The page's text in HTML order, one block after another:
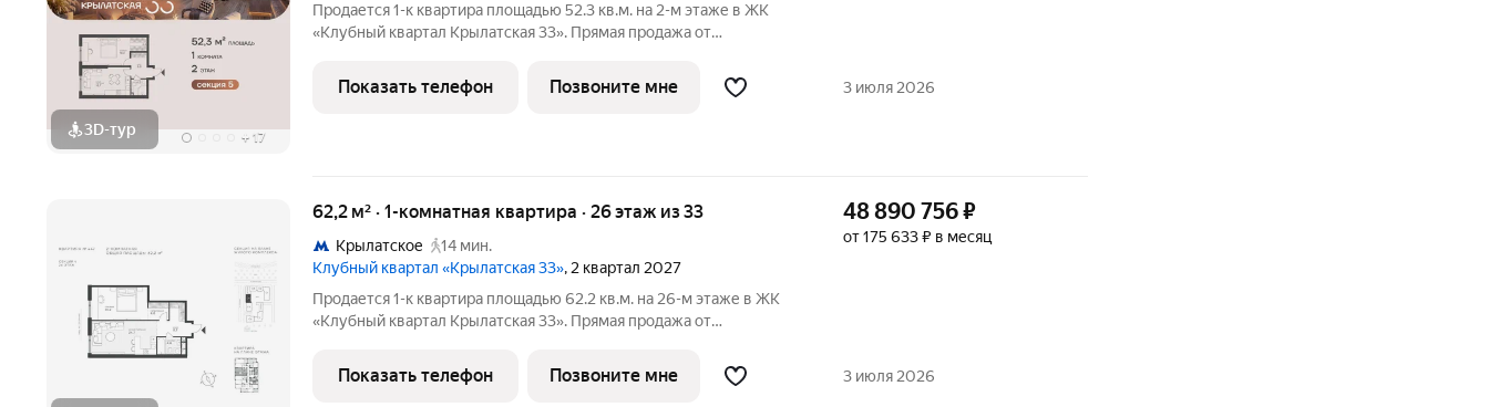
3D-тур + 17
Продается 1-к квартира площадью 52.3 кв.м. на 2-м этаже в ЖК
«Клубный квартал Крылатская 33». Прямая продажа от
Москвы от специализированного застройщика «Сияние».
Комплекс расположен всего
Показать телефон Позвоните мне 3 июля 2026
62,2 м² · 1-комнатная квартира · 26 этаж из 33
Крылатское
14 мин.
Клубный квартал «Крылатская 33», 2 квартал 2027
Продается 1-к квартира площадью 62.2 кв.м. на 26-м этаже в ЖК
«Клубный квартал Крылатская 33». Прямая продажа от
Москвы от специализированного застройщика «Сияние».
Комплекс расположен
48 890 756₽
от 175 633 ₽ в месяц
Показать телефон Позвоните мне 3 июля 2026